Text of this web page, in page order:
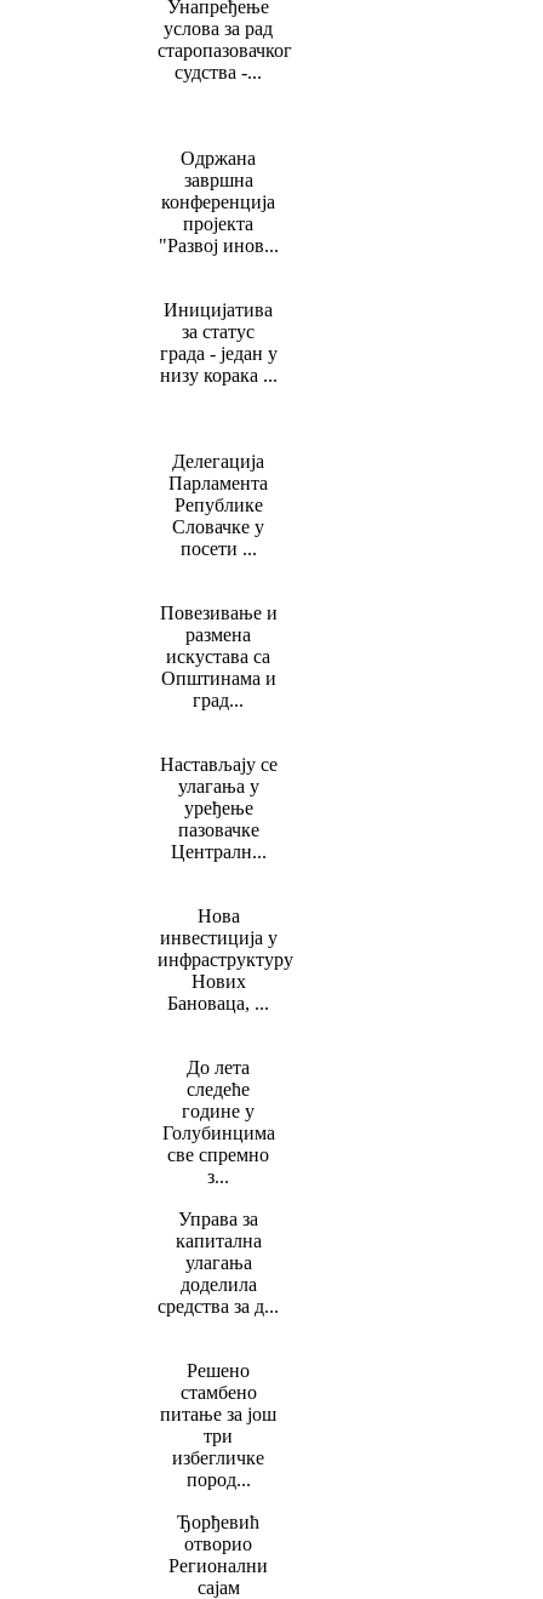
Унапређење
услова за рад
старопазовачког
судства -...
Одржана
завршна
конференција
пројекта
"Развој инов...
Иницијатива
за статус
града - један у
низу корака ...
Делегација
Парлaмeнта
Републике
Словачке у
посети ...
Повезивање и
размена
искустава са
Општинама и
град...
Настављају се
улагања у
уређење
пазовачке
Централн...
Нова
инвестиција у
инфраструктуру
Нових
Бановаца, ...
До лета
следеће
године у
Голубинцима
све спремно
з...
Управа за
капитална
улагања
доделила
средства за д...
Решено
стамбено
питање за још
три
избегличке
пород...
Ђорђевић
отворио
Регионални
сајам